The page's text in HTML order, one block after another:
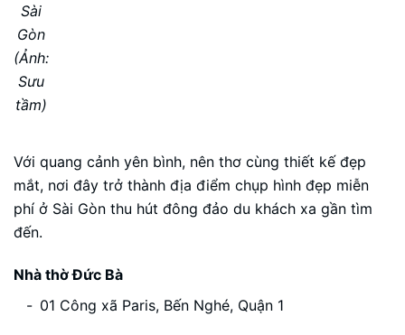
Sài
Gòn
(Ảnh:
Sưu
tầm)
Với quang cảnh yên bình, nên thơ cùng thiết kế đẹp
mắt, nơi đây trở thành địa điểm chụp hình đẹp miễn
phí ở Sài Gòn thu hút đông đảo du khách xa gần tìm
đến.
Nhà thờ Đức Bà
01 Công xã Paris, Bến Nghé, Quận 1